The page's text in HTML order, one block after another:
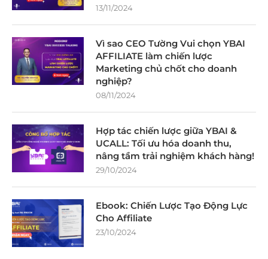
13/11/2024
Vì sao CEO Tường Vui chọn YBAI
AFFILIATE làm chiến lược
Marketing chủ chốt cho doanh
nghiệp?
08/11/2024
Hợp tác chiến lược giữa YBAI &
UCALL: Tối ưu hóa doanh thu,
nâng tầm trải nghiệm khách hàng!
29/10/2024
Ebook: Chiến Lược Tạo Động Lực
Cho Affiliate
23/10/2024